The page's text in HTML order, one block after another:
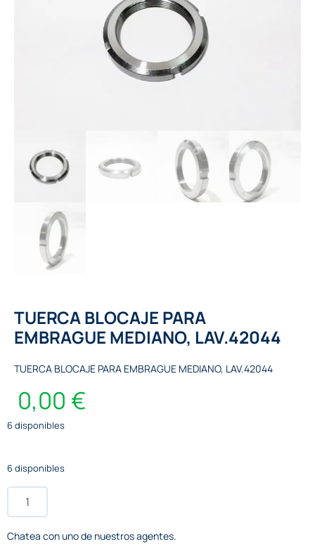
TUERCA BLOCAJE PARA
EMBRAGUE MEDIANO, LAV.42044
TUERCA BLOCAJE PARA EMBRAGUE MEDIANO, LAV.42044
0,00 €
6 disponibles
6 disponibles
Chatea con uno de nuestros agentes.